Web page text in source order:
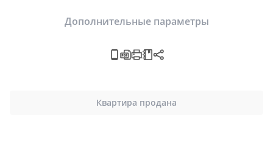
Дополнительные параметры
Квартира продана